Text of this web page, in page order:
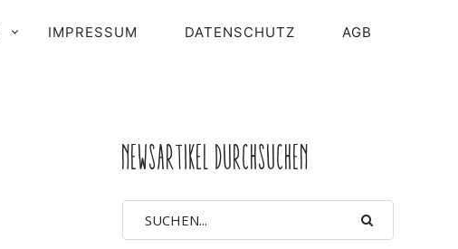
IMPRESSUM DATENSCHUTZ AGB
NEWSARTIKEL DURCHSUCHEN